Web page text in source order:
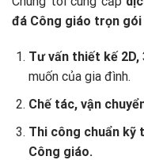
đá Công giáo trọn gói
Tư vấn thiết kế 2D,
muốn của gia đình.
Chế tác, vận
Thi công chuẩn kỹ
Công giáo.